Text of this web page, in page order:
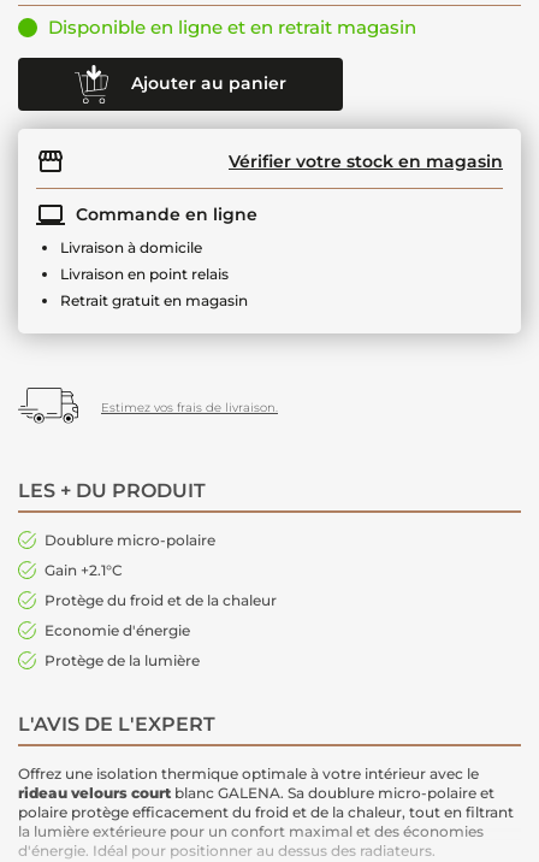
Disponible en ligne et en retrait magasin
Ajouter au panier
Vérifier votre stock en magasin
Commande en ligne
Livraison à domicile
Livraison en point relais
Retrait gratuit en magasin
Estimez vos frais de livraison.
LES + DU PRODUIT
Doublure micro-polaire
Gain +2.1°C
Protège du froid et de la chaleur
Economie d'énergie
Protège de la lumière
L'AVIS DE L'EXPERT
Offrez une isolation thermique optimale à votre intérieur avec le
rideau velours court blanc GALENA. Sa doublure micro-polaire et
polaire protège efficacement du froid et de la chaleur, tout en filtrant
la lumière extérieure pour un confort maximal et des économies
d'énergie. Idéal pour positionner au dessus des radiateurs.